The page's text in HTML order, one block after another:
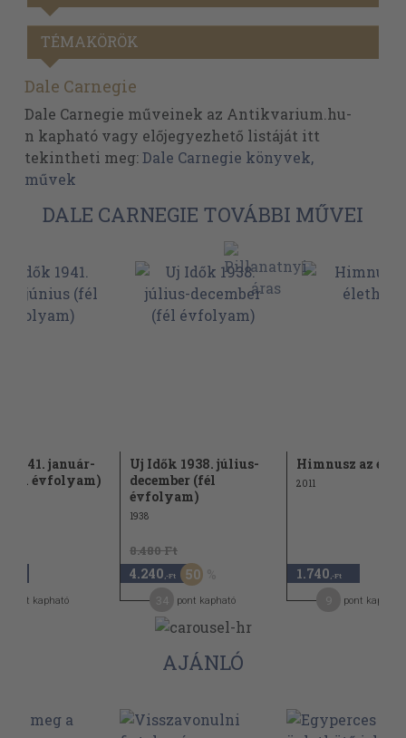
TÉMAKÖRÖK
Dale Carnegie
Dale Carnegie műveinek az Antikvarium.hu-
n kapható vagy előjegyezhető listáját itt
tekintheti meg:Dale Carnegie könyvek,
művek
DALE CARNEGIE TOVÁBBI MŰVEI
1941. január-
(fél évfolyam)
pont kapható
Uj Idők 1938. július-
december (fél
évfolyam)
1938
8.480 Ft
4.240 ,-Ft 50
pont kapható
Himnusz az
2011
1.740 ,-Ft
pont kapható
AJÁNLÓ